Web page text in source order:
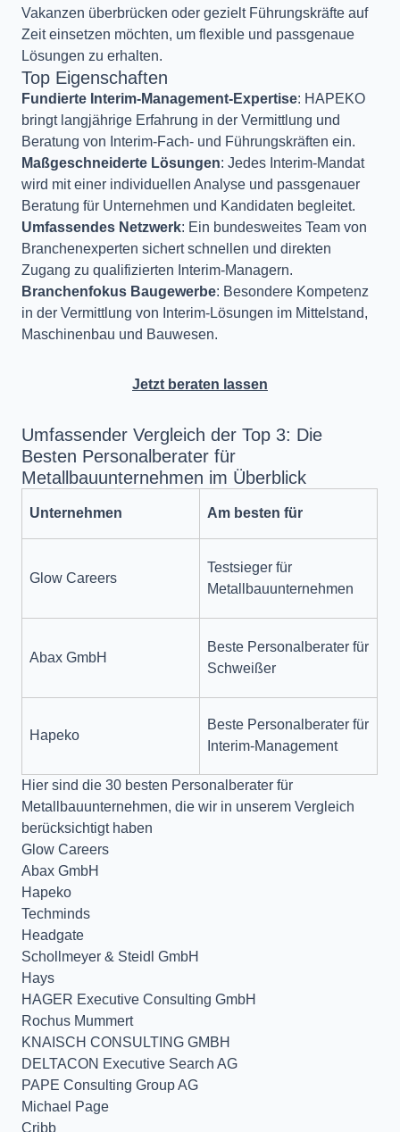
Vakanzen überbrücken oder gezielt Führungskräfte auf
Zeit einsetzen möchten, um flexible und passgenaue
Lösungen zu erhalten.
Top Eigenschaften
Fundierte Interim-Management-Expertise: HAPEKO
bringt langjährige Erfahrung in der Vermittlung und
Beratung von Interim-Fach- und Führungskräften ein.
Maßgeschneiderte Lösungen: Jedes Interim-Mandat
wird mit einer individuellen Analyse und passgenauer
Beratung für Unternehmen und Kandidaten begleitet.
Umfassendes Netzwerk: Ein bundesweites Team von
Branchenexperten sichert schnellen und direkten
Zugang zu qualifizierten Interim-Managern.
Branchenfokus Baugewerbe: Besondere Kompetenz
in der Vermittlung von Interim-Lösungen im Mittelstand,
Maschinenbau und Bauwesen.
Jetzt beraten lassen
Umfassender Vergleich der Top 3: Die
Besten Personalberater für
Metallbauunternehmen im Überblick
Unternehmen Am besten für
Glow Careers
Testsieger für
Metallbauunternehmen
Abax GmbH
Beste Personalberater für
Schweißer
Hapeko
Beste Personalberater für
Interim-Management
Hier sind die 30 besten Personalberater für
Metallbauunternehmen, die wir in unserem Vergleich
berücksichtigt haben
Glow Careers
Abax GmbH
Hapeko
Techminds
Headgate
Schollmeyer & Steidl GmbH
Hays
HAGER Executive Consulting GmbH
Rochus Mummert
KNAISCH CONSULTING GMBH
DELTACON Executive Search AG
PAPE Consulting Group AG
Michael Page
Cribb